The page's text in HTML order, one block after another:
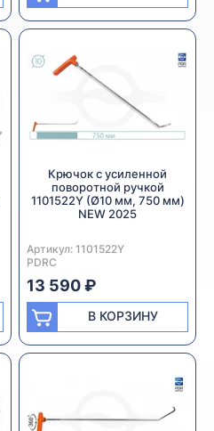
Крючок с усиленной
поворотной ручкой
1101522Y (Ø10 мм, 750 мм)
NEW 2025
Артикул: 1101522Y
Производитель:
PDRC
13 590 ₽
В КОРЗИНУ